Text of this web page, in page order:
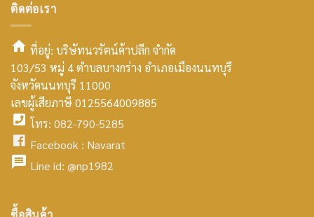
ติดต่อเรา
smt2
home
icon
ที่อยู่: บริษัทนวรัตน์ค้าปลีก จำกัด
103/53 หมู่ 4 ตำบลบางกร่าง อำเภอเมืองนนทบุรี
จังหวัดนนทบุรี 11000
เลขผู้เสียภาษี 0125564009885
facebook
icon
โทร: 082-790-5285
facebook
Facebook : Navarat
Line id: @np1982